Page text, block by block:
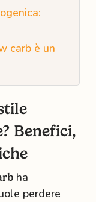
carb è un
Benefici,
ha
perdere